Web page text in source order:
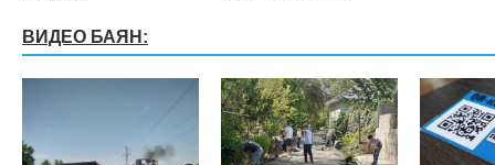
ВИДЕО БАЯН: